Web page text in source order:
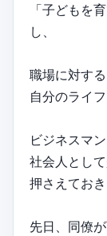
「子どもを
し、
職場に対する
自分のライ
ビジネスマ
社会人とし
押さえてお
先日、同僚